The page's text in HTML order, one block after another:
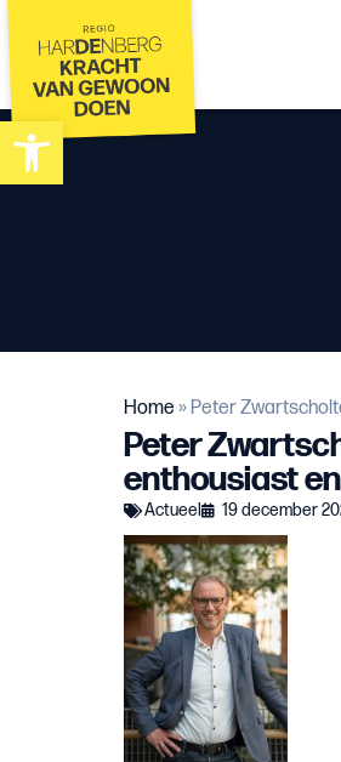
Toolbar openen
Home » Peter
Peter
enthousiast
Actueel 19 december